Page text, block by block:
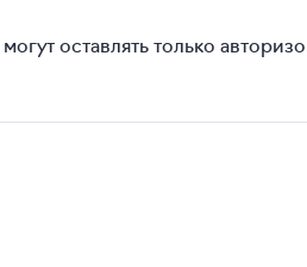
оставлять только